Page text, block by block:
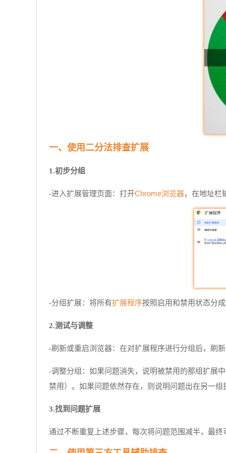
一、使用二分法排查扩展
1.初步分组
-进入扩展管理页面：打开Chrome浏览器，在地址栏
-分组扩展：将所有扩展程序按照启用和禁用状态分
2.测试与调整
-刷新或重启浏览器：在对扩展程序进行分组后，刷
-调整分组：如果问题消失，说明被禁用的那组扩展
禁用）。如果问题依然存在，则说明问题出在另一
3.找到问题扩展
通过不断重复上述步骤，每次将问题范围减半，最